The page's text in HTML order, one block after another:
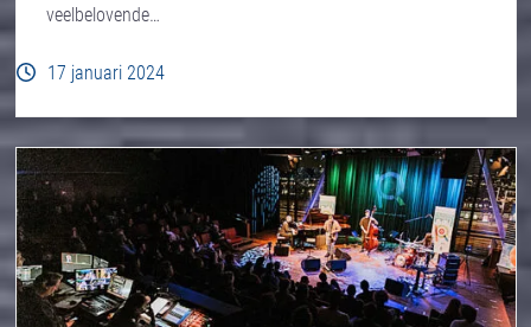
veelbelovende…
17 januari 2024